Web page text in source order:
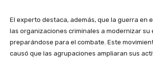
El experto destaca, además, que la guerra en
las organizaciones criminales a modernizar su
preparándose para el combate. Este
causó que las agrupaciones ampliaran sus